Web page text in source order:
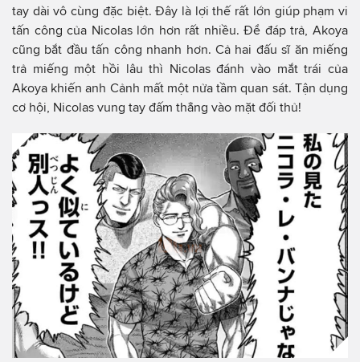
tay dài vô cùng đặc biệt. Đây là lợi thế rất lớn giúp phạm vi
tấn công của Nicolas lớn hơn rất nhiều. Để đáp trả, Akoya
cũng bắt đầu tấn công nhanh hơn. Cả hai đấu sĩ ăn miếng
trả miếng một hồi lâu thì Nicolas đánh vào mắt trái của
Akoya khiến anh Cảnh mất một nửa tầm quan sát. Tận dụng
cơ hội, Nicolas vung tay đấm thẳng vào mặt đối thủ!